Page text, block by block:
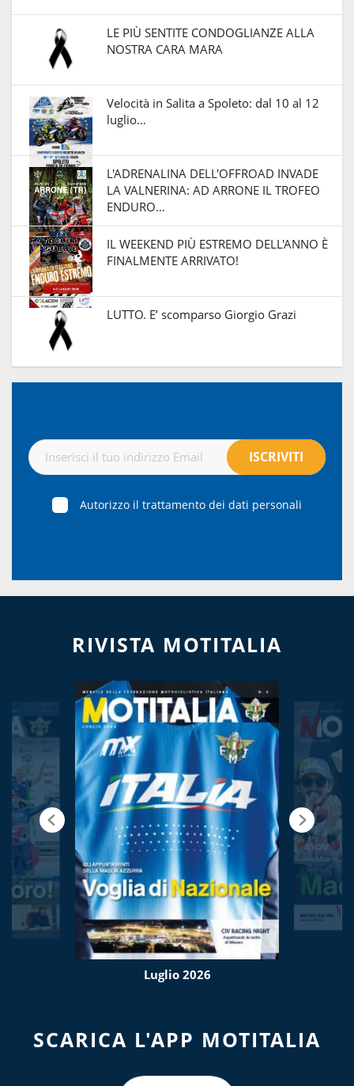
LE PIÙ SENTITE CONDOGLIANZE ALLA
NOSTRA CARA MARA
Velocità in Salita a Spoleto: dal 10 al 12
luglio…
L'ADRENALINA DELL'OFFROAD INVADE
LA VALNERINA: AD ARRONE IL TROFEO
ENDURO…
IL WEEKEND PIÙ ESTREMO DELL'ANNO È
FINALMENTE ARRIVATO!
LUTTO. E’ scomparso Giorgio Grazi
Autorizzo il trattamento dei dati personali
RIVISTA MOTITALIA
Luglio 2026
SCARICA L'APP MOTITALIA